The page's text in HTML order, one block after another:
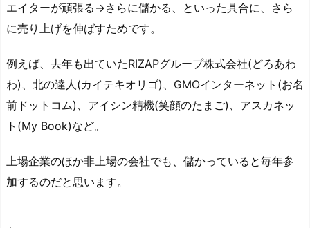
エイターが頑張る→さらに儲かる、といった具合に、さら
に売り上げを伸ばすためです。
例えば、去年も出ていたRIZAPグループ株式会社(どろあわ
わ)、北の達人(カイテキオリゴ)、GMOインターネット(お名
前ドットコム)、アイシン精機(笑顔のたまご)、アスカネッ
ト(My Book)など。
上場企業のほか非上場の会社でも、儲かっていると毎年参
加するのだと思います。